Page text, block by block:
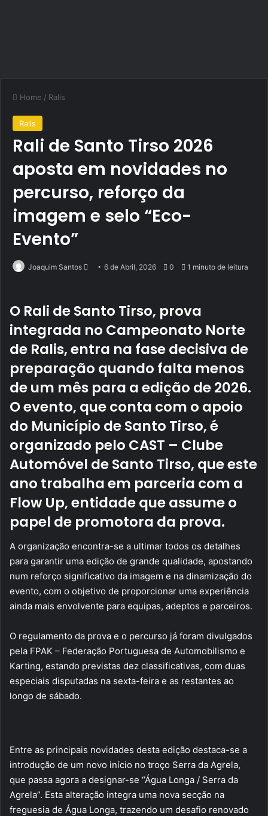
Home / Ralis
Ralis
Rali de Santo Tirso 2026
aposta em novidades no
percurso, reforço da
imagem e selo “Eco-
Evento”
Joaquim Santos
Send6 de Abril, 2026 0 1 minuto de leitura
O Rali de Santo Tirso, prova
integrada no Campeonato Norte
de Ralis, entra na fase decisiva de
preparação quando falta menos
de um mês para a edição de 2026.
O evento, que conta com o apoio
do Município de Santo Tirso, é
organizado pelo CAST – Clube
Automóvel de Santo Tirso, que este
ano trabalha em parceria com a
Flow Up, entidade que assume o
papel de promotora da prova.
A organização encontra-se a ultimar todos os detalhes
para garantir uma edição de grande qualidade, apostando
num reforço significativo da imagem e na dinamização do
evento, com o objetivo de proporcionar uma experiência
ainda mais envolvente para equipas, adeptos e parceiros.
O regulamento da prova e o percurso já foram divulgados
pela FPAK – Federação Portuguesa de Automobilismo e
Karting, estando previstas dez classificativas, com duas
especiais disputadas na sexta-feira e as restantes ao
longo de sábado.
Entre as principais novidades desta edição destaca-se a
introdução de um novo início no troço Serra da Agrela,
que passa agora a designar-se “Água Longa / Serra da
Agrela”. Esta alteração integra uma nova secção na
freguesia de Água Longa, trazendo um desafio renovado